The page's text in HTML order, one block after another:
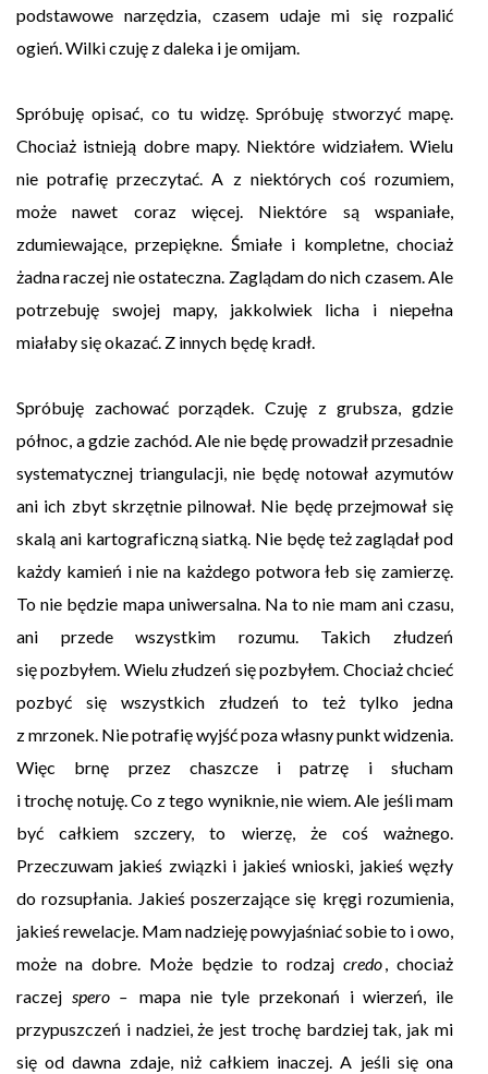
podstawowe narzędzia, czasem udaje mi się rozpalić
ogień. Wilki czuję z daleka i je omijam.
Spróbuję opisać, co tu widzę. Spróbuję stworzyć mapę.
Chociaż istnieją dobre mapy. Niektóre widziałem. Wielu
nie potrafię przeczytać. A z niektórych coś rozumiem,
może nawet coraz więcej. Niektóre są wspaniałe,
zdumiewające, przepiękne. Śmiałe i kompletne, chociaż
żadna raczej nie ostateczna. Zaglądam do nich czasem. Ale
potrzebuję swojej mapy, jakkolwiek licha i niepełna
miałaby się okazać. Z innych będę kradł.
Spróbuję zachować porządek. Czuję z grubsza, gdzie
północ, a gdzie zachód. Ale nie będę prowadził przesadnie
systematycznej triangulacji, nie będę notował azymutów
ani ich zbyt skrzętnie pilnował. Nie będę przejmował się
skalą ani kartograficzną siatką. Nie będę też zaglądał pod
każdy kamień i nie na każdego potwora łeb się zamierzę.
To nie będzie mapa uniwersalna. Na to nie mam ani czasu,
ani przede wszystkim rozumu. Takich złudzeń
się pozbyłem. Wielu złudzeń się pozbyłem. Chociaż chcieć
pozbyć się wszystkich złudzeń to też tylko jedna
z mrzonek. Nie potrafię wyjść poza własny punkt widzenia.
Więc brnę przez chaszcze i patrzę i słucham
i trochę notuję. Co z tego wyniknie, nie wiem. Ale jeśli mam
być całkiem szczery, to wierzę, że coś ważnego.
Przeczuwam jakieś związki i jakieś wnioski, jakieś węzły
do rozsupłania. Jakieś poszerzające się kręgi rozumienia,
jakieś rewelacje. Mam nadzieję powyjaśniać sobie to i owo,
może na dobre. Może będzie to rodzaj credo, chociaż
raczej spero – mapa nie tyle przekonań i wierzeń, ile
przypuszczeń i nadziei, że jest trochę bardziej tak, jak mi
się od dawna zdaje, niż całkiem inaczej. A jeśli się ona